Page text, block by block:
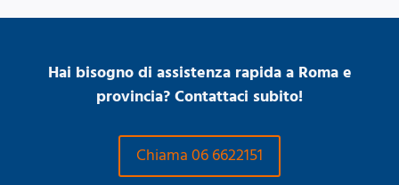
Hai bisogno di assistenza rapida a Roma e
provincia? Contattaci subito!
Chiama 06 6622151